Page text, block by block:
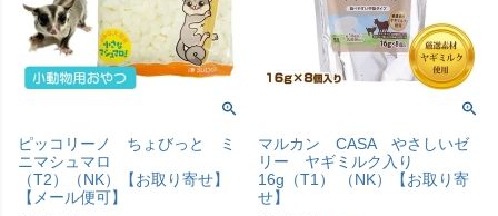
ピッコリーノ ちょびっと ミ
ニマシュマロ
（T2）（NK）【お取り寄せ】
【メール便可】
マルカン CASA やさしいゼ
リー ヤギミルク入り
16g（T1） （NK）【お取り寄
せ】